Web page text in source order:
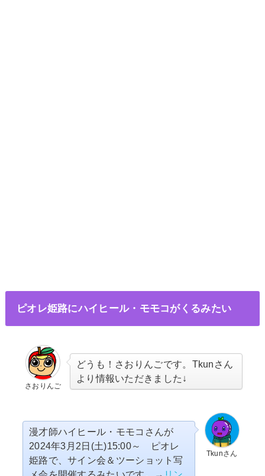
ピオレ姫路にハイヒール・モモコがくるみたい
さおりんご
どうも！さおりんごです。Tkunさん
より情報いただきました↓
Tkunさん
漫才師ハイヒール・モモコさんが
2024年3月2日(土)15:00～ ピオレ
姫路で、サイン会＆ツーショット写